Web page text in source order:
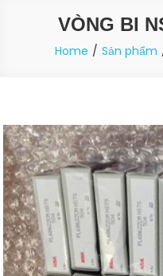
VÒNG BI
Home Sản phẩm